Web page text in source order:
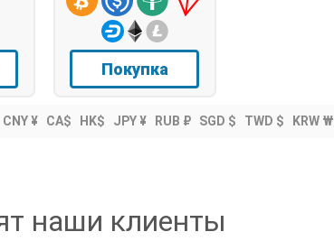
Покупка
CNY ¥ CA$ HK$ JPY ¥ RUB ₽ SGD $ TWD $ KRW ₩
наши клиенты